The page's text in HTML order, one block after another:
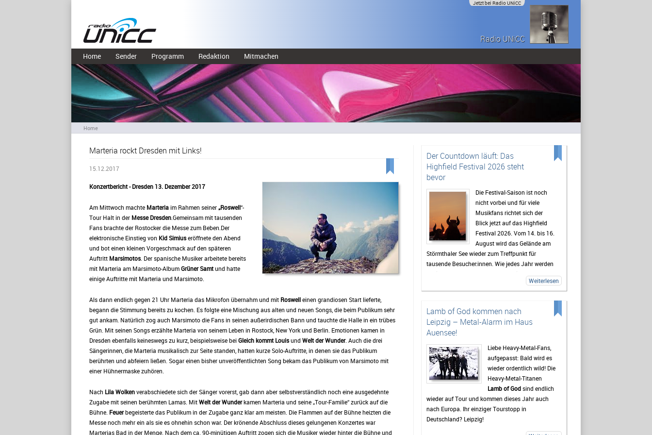
Jetzt bei Radio UNiCC
Radio UNiCC
Home Sender Programm Redaktion Mitmachen
Home
Marteria rockt Dresden mit Links!
15.12.2017
Konzertbericht - Dresden 13. Dezember 2017
Am Mittwoch machte Marteria im Rahmen seiner„Roswell“-
Tour Halt in der Messe Dresden.Gemeinsam mit tausenden
Fans brachte der Rostocker die Messe zum Beben.Der
elektronische Einstieg von Kid Simiuseröffnete den Abend
und bot einen kleinen Vorgeschmack auf den späteren
Auftritt Marsimotos. Der spanische Musiker arbeitete bereits
mit Marteria am Marsimoto-AlbumGrüner Samtund hatte
einige Auftritte mit Marteria und Marsimoto.
Als dann endlich gegen 21 Uhr Marteria das Mikrofon übernahm und mit Roswelleinen grandiosen Start lieferte,
begann die Stimmung bereits zu kochen. Es folgte eine Mischung aus alten und neuen Songs, die beim Publikum sehr
gut ankam. Natürlich zog auch Marsimoto die Fans in seinen außerirdischen Bann und tauchte die Halle in ein trübes
Grün. Mit seinen Songs erzählte Marteria von seinem Leben in Rostock, New York und Berlin. Emotionen kamen in
Dresden ebenfalls keineswegs zu kurz, beispielsweise beiGleich kommt Louisund Welt der Wunder. Auch die drei
Sängerinnen, die Marteria musikalisch zur Seite standen, hatten kurze Solo-Auftritte, in denen sie das Publikum
berührten und abfeiern ließen. Sogar einen bisher unveröffentlichten Song bekam das Publikum von Marsimoto mit
einer Hühnermaske zuhören.
Nach Lila Wolkenverabschiedete sich der Sänger vorerst, gab dann aber selbstverständlich noch eine ausgedehnte
Zugabe mit seinen berühmten Lamas. MitWelt der Wunderkamen Marteria und seine „Tour-Familie“ zurück auf die
Bühne. Feuerbegeisterte das Publikum in der Zugabe ganz klar am meisten. Die Flammen auf der Bühne heizten die
Messe noch mehr ein als sie es ohnehin schon war. Der krönende Abschluss dieses gelungenen Konzertes war
Marterias Bad in der Menge. Nach dem ca. 90-minütigen Auftritt zogen sich die Musiker wieder hinter die Bühne und
Der Countdown läuft: Das
Highfield Festival 2026 steht
bevor
Die Festival-Saison ist noch
nicht vorbei und für viele
Musikfans richtet sich der
Blick jetzt auf das Highfield
Festival 2026. Vom 14. bis 16.
August wird das Gelände am
Störmthaler See wieder zum Treffpunkt für
tausende Besucher:innen. Wie jedes Jahr werden
zahlreiche Fans aus ganz Deutschland erwartet,
die sich auf drei Tage mit Live-Musik, Camping
Das Highfield gehört seit Jahren zu den
bekanntesten Festivals Deutschlands. Besonders
die Mischung aus Rock, Indie, Punk und Hip-Hop
sorgt dafür, dass jedes Jahr ein bunt gemischtes
Publikum zusammenkommt. Auch 2026 stehen
wieder viele bekannte Künstler auf dem
Programm, die Besucher vor den Bühnen zum
Feiern bringen sollen. Gerade die Headliner
werden mit Spannung erwartet, doch oft sind es
auch die kleineren Bands.
Mindestens genauso wichtig wie die Konzerte ist
für viele Gäste das Leben auf dem Campingplatz.
Dort beginnt das Festivalgefühl oft schon lange,
Weiterlesen
Lamb of God kommen nach
Leipzig – Metal-Alarm im Haus
Auensee!
Liebe Heavy-Metal-Fans,
aufgepasst: Bald wird es
wieder ordentlich wild! Die
Heavy-Metal-Titanen
Lamb of Godsind endlich
wieder auf Tour und kommen dieses Jahr auch
nach Europa. Ihr einziger Tourstopp in
Deutschland? Leipzig!